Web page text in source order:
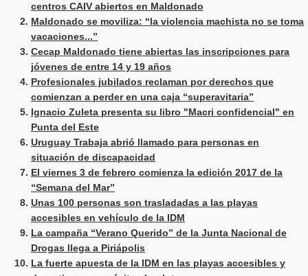
centros CAIV abiertos en Maldonado
Maldonado se moviliza: “la violencia machista no se toma
vacaciones...”
Cecap Maldonado tiene abiertas las inscripciones para
jóvenes de entre 14 y 19 años
Profesionales jubilados reclaman por derechos que
comienzan a perder en una caja “superavitaria”
Ignacio Zuleta presenta su libro "Macri confidencial" en
Punta del Este
Uruguay Trabaja abrió llamado para personas en
situación de discapacidad
El viernes 3 de febrero comienza la edición 2017 de la
“Semana del Mar”
Unas 100 personas son trasladadas a las playas
accesibles en vehículo de la IDM
La campaña “Verano Querido” de la Junta Nacional de
Drogas llega a Piriápolis
La fuerte apuesta de la IDM en las playas accesibles y